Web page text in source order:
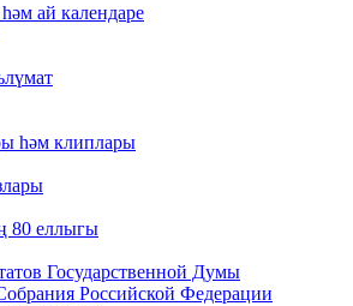
ай календаре
һәм клиплары
80 еллыгы
Государственной Думы
Российской Федерации